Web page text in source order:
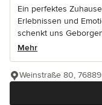
Ein perfektes
Erlebnissen und
schenkt uns
Mehr
Weinstraße 80,